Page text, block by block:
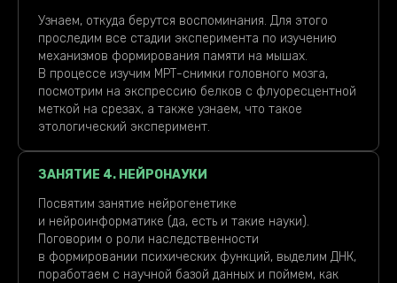
Узнаем, откуда берутся воспоминания. Для этого
проследим все стадии эксперимента по изучению
механизмов формирования памяти на мышах.
В процессе изучим МРТ-снимки головного мозга,
посмотрим на экспрессию белков с флуоресцентной
меткой на срезах, а также узнаем, что такое
этологический эксперимент.
ЗАНЯТИЕ 4. НЕЙРОНАУКИ
Посвятим занятие нейрогенетике
и нейроинформатике (да, есть и такие науки).
Поговорим о роли наследственности
в формировании психических функций, выделим ДНК,
поработаем с научной базой данных и поймем, как